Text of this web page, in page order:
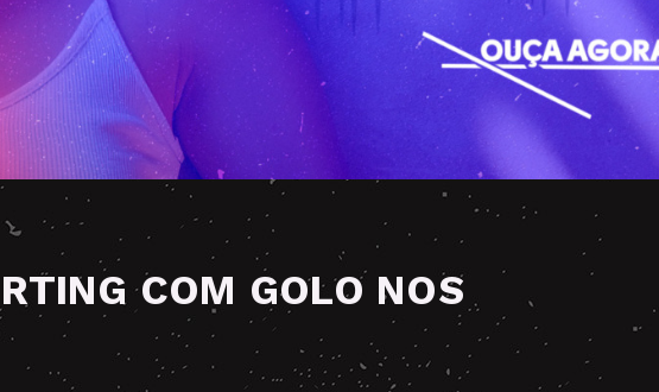
COM GOLO NOS